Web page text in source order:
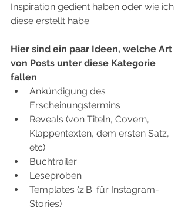
Inspiration gedient haben oder wie ich
diese erstellt habe.
Hier sind ein paar Ideen, welche Art
von Posts unter diese Kategorie
fallen
Ankündigung des
Erscheinungstermins
Reveals (von Titeln, Covern,
Klappentexten, dem ersten Satz,
etc)
Buchtrailer
Leseproben
Templates (z.B. für Instagram-
Stories)